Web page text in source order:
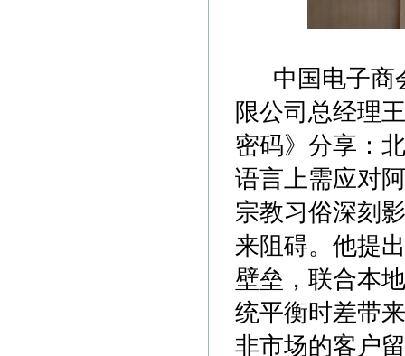
中国电子商
限公司总经理
密码》分享：
语言上需应对
宗教习俗深刻
来阻碍。他提
壁垒，联合本
统平衡时差带
非市场的客户